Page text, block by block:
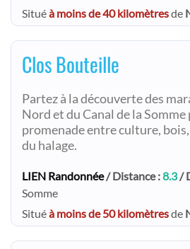
Situéà moins de 40 kilomètresde
Clos Bouteille
Partez à la découverte des
Nord et du Canal de la Somme
promenade entre culture,
du halage.
LIEN Randonnée/ Distance :8.3/
Somme
Situéà moins de 50 kilomètresde